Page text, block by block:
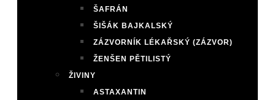
ŠAFRÁN
ŠIŠÁK BAJKALSKÝ
ZÁZVORNÍK LÉKAŘSKÝ (ZÁZVOR)
ŽENŠEN PĚTILISTÝ
ŽIVINY
ASTAXANTIN